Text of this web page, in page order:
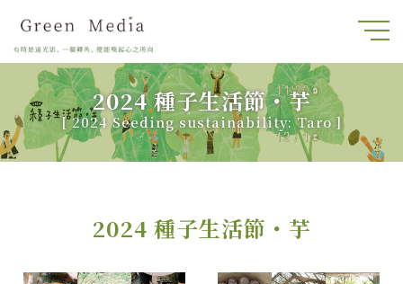
2024 種子生活節・芋
[2024 Seeding sustainability: Taro]
2024 種子生活節・芋